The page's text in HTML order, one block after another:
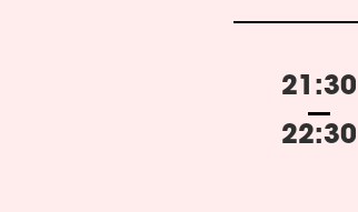
21:30
22:30